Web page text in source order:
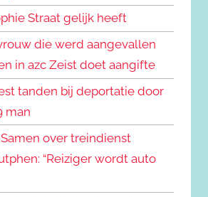
Straat gelijk heeft
die werd aangevallen
in azc Zeist doet aangifte
tanden bij deportatie door
man
over treindienst
“Reiziger wordt auto